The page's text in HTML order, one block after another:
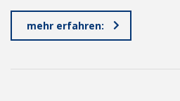
mehr erfahren: